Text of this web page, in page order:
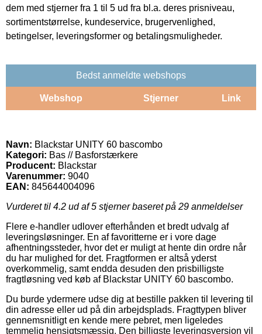
dem med stjerner fra 1 til 5 ud fra bl.a. deres prisniveau,
sortimentstørrelse, kundeservice, brugervenlighed,
betingelser, leveringsformer og betalingsmuligheder.
Bedst anmeldte webshops
Webshop Stjerner Link
Navn: Blackstar UNITY 60 bascombo
Kategori: Bas // Basforstærkere
Producent: Blackstar
Varenummer: 9040
EAN: 845644004096
Vurderet til 4.2 ud af 5 stjerner baseret på 29 anmeldelser
Flere e-handler udlover efterhånden et bredt udvalg af
leveringsløsninger. En af favoritterne er i vore dage
afhentningssteder, hvor det er muligt at hente din ordre når
du har mulighed for det. Fragtformen er altså yderst
overkommelig, samt endda desuden den prisbilligste
fragtløsning ved køb af Blackstar UNITY 60 bascombo.
Du burde ydermere udse dig at bestille pakken til levering til
din adresse eller ud på din arbejdsplads. Fragttypen bliver
gennemsnitligt en kende mere pebret, men ligeledes
temmelig hensigtsmæssig. Den billigste leveringsversion vil